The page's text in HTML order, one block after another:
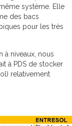
système. Elle
des bacs
pour les très
à niveaux, nous
à PDS de stocker
relativement